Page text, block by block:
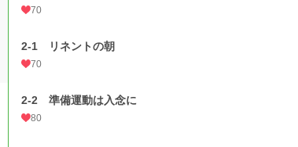
70
2-1 リネントの朝
70
2-2 準備運動は入念に
80